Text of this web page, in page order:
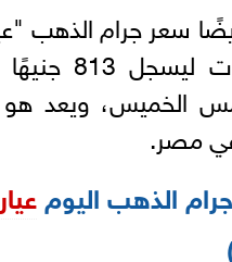
الخميس، ويعد هو
في مصر.
الذهب اليومعيار 18